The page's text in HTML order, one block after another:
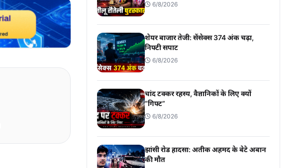
6/8/2026
शेयर बाजार तेजी: सेंसेक्स 374 अंक चढ़ा,
निफ्टी सपाट
6/8/2026
चांद टक्कर रहस्य, वैज्ञानिकों के लिए क्यों
“गिफ्ट”
6/8/2026
झांसी रोड हादसा: अतीक अहमद के बेटे अबान
की मौत